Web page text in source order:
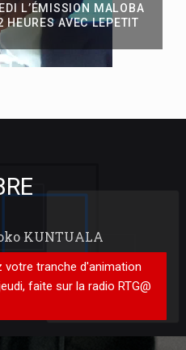
soutenus par les forces
la république démocratique du
de Goma chef de la province du
en Afrique centrale : Les
PSE
nationale, régionale et
L’ÉMISSION MALOBA
AVEC LEPETIT
SUR LA RADIO
PLUMES DE LA
REFONT L'ACTUALITÉ
KUNTUALA
tranche d'animation